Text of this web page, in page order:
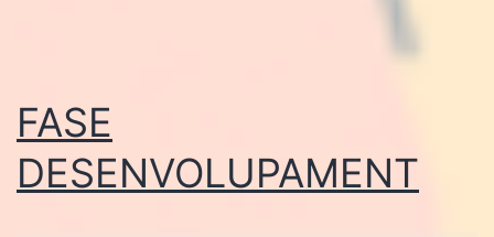
FASE
DESENVOLUPAMENT